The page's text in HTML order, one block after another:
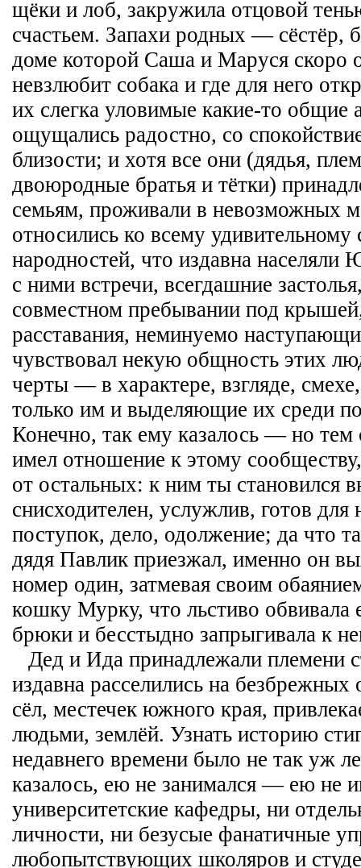
щёки и лоб, закружила отцовой
счастьем. Запахи родных — сёстёр,
доме которой Саша и Маруся скоро
невзлюбит собака и где для него
их слегка уловимые какие-то общие
ощущались радостно, со
близости; и хотя все они (дядья,
двоюродные братья и тётки)
семьям, проживали в невозможных
относились ко всему удивительному
народностей, что издавна
с ними встречи, всегдашние
совместном пребывании под
расставания, неминуемо
чувствовал некую общность этих
черты — в характере, взгляде,
только им и выделяющие их среди
Конечно, так ему казалось — но тем
имел отношение к этому
от остальных: к ним ты становился
снисходителен, услужлив, готов
поступок, дело, одолжение; да что
дядя Павлик приезжал, именно он
номер один, затмевая своим
кошку Мурку, что льстиво обвивала
брюки и бесстыдно запрыгивала к
Дед и Ида принадлежали племени
издавна расселились на безбрежных
сёл, местечек южного края,
людьми, землёй. Узнать историю
недавнего времени было не так уж
казалось, ею не занимался — ею не
университетские кафедры, ни
личности, ни безусые фанатичные
любопытствующих школяров и